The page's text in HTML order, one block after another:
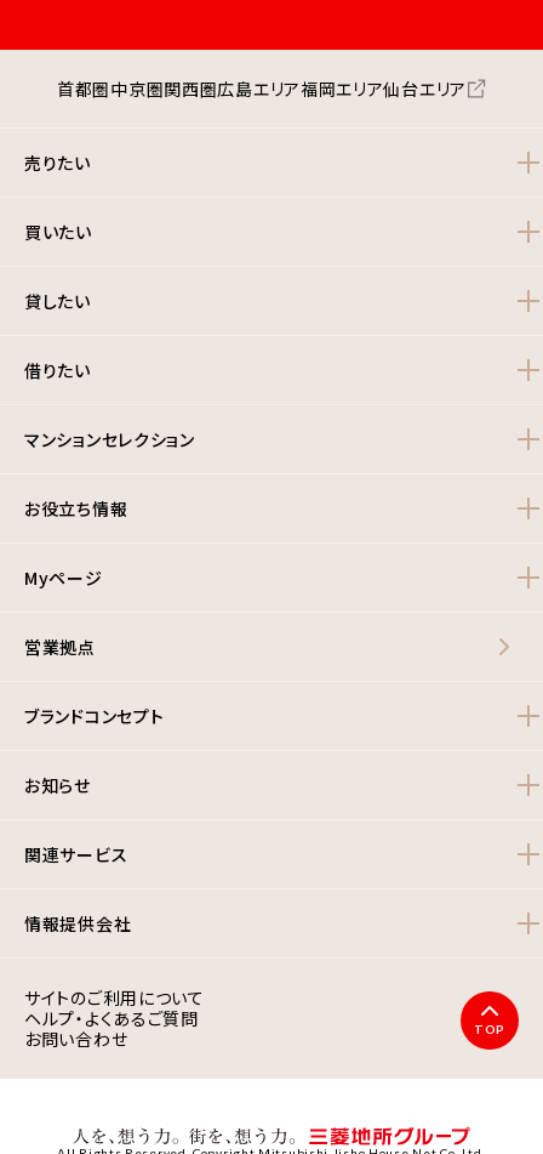
首都圏中京圏関西圏広島エリア福岡エリア仙台エリア
売りたい
買いたい
貸したい
借りたい
マンションセレクション
お役立ち情報
Myページ
営業拠点
ブランドコンセプト
お知らせ
関連サービス
情報提供会社
サイトのご利用について
ヘルプ・よくあるご質問
お問い合わせ
TOP